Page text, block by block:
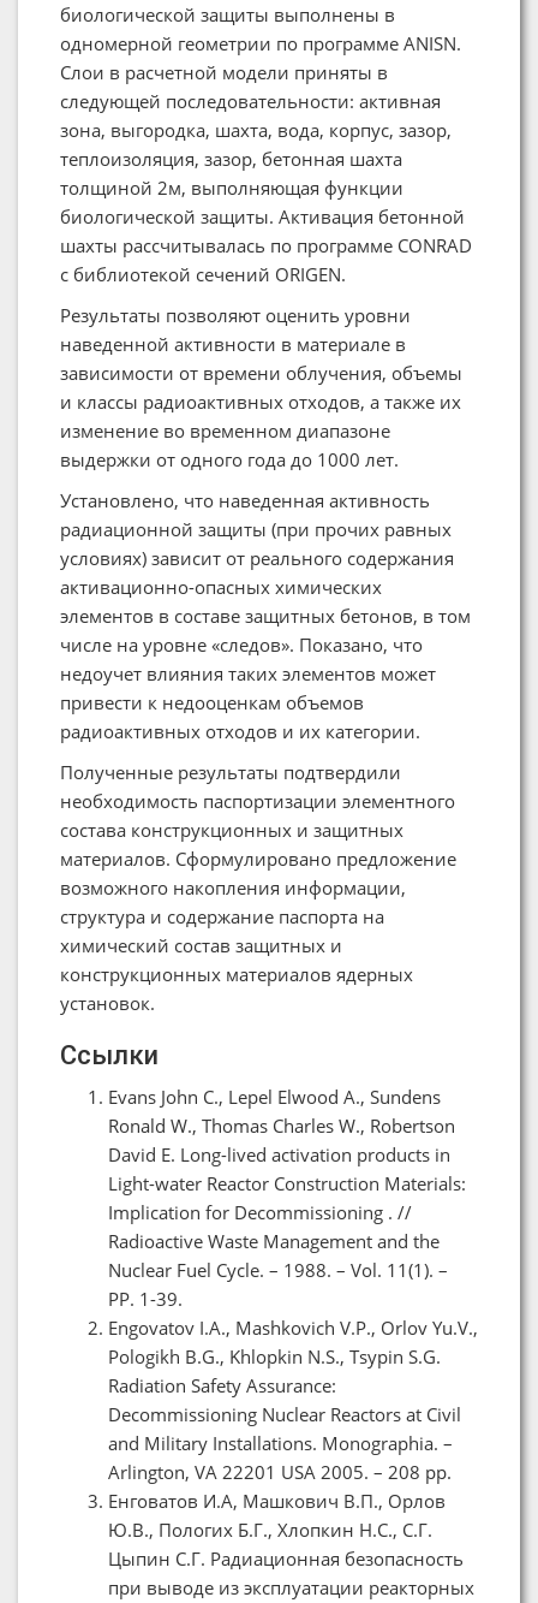
биологической защиты выполнены в
одномерной геометрии по программе ANISN.
Слои в расчетной модели приняты в
следующей последовательности: активная
зона, выгородка, шахта, вода, корпус, зазор,
теплоизоляция, зазор, бетонная шахта
толщиной 2м, выполняющая функции
биологической защиты. Активация бетонной
шахты рассчитывалась по программе CONRAD
с библиотекой сечений ORIGEN.
Результаты позволяют оценить уровни
наведенной активности в материале в
зависимости от времени облучения, объемы
и классы радиоактивных отходов, а также их
изменение во временном диапазоне
выдержки от одного года до 1000 лет.
Установлено, что наведенная активность
радиационной защиты (при прочих равных
условиях) зависит от реального содержания
активационно-опасных химических
элементов в составе защитных бетонов, в том
числе на уровне «следов». Показано, что
недоучет влияния таких элементов может
привести к недооценкам объемов
радиоактивных отходов и их категории.
Полученные результаты подтвердили
необходимость паспортизации элементного
состава конструкционных и защитных
материалов. Сформулировано предложение
возможного накопления информации,
структура и содержание паспорта на
химический состав защитных и
конструкционных материалов ядерных
установок.
Ссылки
Evans John C., Lepel Elwood A., Sundens
Ronald W., Thomas Charles W., Robertson
David E. Long-lived activation products in
Light-water Reactor Construction Materials:
Implication for Decommissioning . //
Radioactive Waste Management and the
Nuclear Fuel Cycle. – 1988. – Vol. 11(1). –
PP. 1-39.
Engovatov I.A., Mashkovich V.P., Orlov Yu.V.,
Pologikh B.G., Khlopkin N.S., Tsypin S.G.
Radiation Safety Assurance:
Decommissioning Nuclear Reactors at Civil
and Military Installations. Monographia. –
Arlington, VA 22201 USA 2005. – 208 pp.
Енговатов И.А, Машкович В.П., Орлов
Ю.В., Пологих Б.Г., Хлопкин Н.С., С.Г.
Цыпин С.Г. Радиационная безопасность
при выводе из эксплуатации реакторных